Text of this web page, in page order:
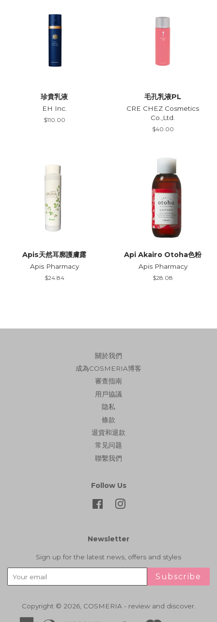
珍貴乳液
EH Inc.
Regular
$110.00
毛孔乳液PL
CRE CHEZ Cosmetics
Co.,Ltd.
Regular
$40.00
Apis天然耳廓護膚露
Apis Pharmacy
Regular
$24.84
Api Akairo Otoha色粉
Apis Pharmacy
Regular
$28.08
關於我們
成為COSMERIA博客
審查指南
用戶協議
隐私
條款
退貨和退款
常见问题
聯繫我們
Follow Us
FacebookInstagram
Newsletter
Sign up for the latest news, offers and styles
Subscribe
Copyright © 2026, COSMERIA - review and discover.